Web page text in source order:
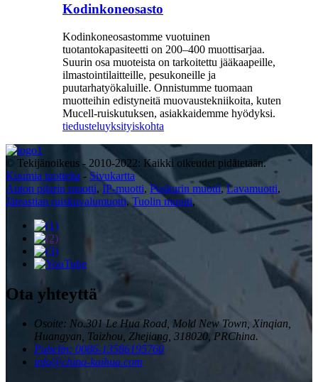
Kodinkoneosasto
Kodinkoneosastomme vuotuinen
tuotantokapasiteetti on 200–400 muottisarjaa.
Suurin osa muoteista on tarkoitettu jääkaapeille,
ilmastointilaitteille, pesukoneille ja
puutarhatyökaluille. Onnistumme tuomaan
muotteihin edistyneitä muovaustekniikoita, kuten
Mucell-ruiskutuksen, asiakkaidemme hyödyksi.
tiedusteluyksityiskohta
© Tekijänoikeus - 2010-2022: Kaikki oikeudet pidätetään.
Kuumia tuotteita - Sivukartta
Auton pilarin muotti, IP-muotti, Puskurin muotti,Lavamuotti,
Jäteastian ruiskuvalumuotti,Tuolin muotti,
Ota yhteyttä
Osoite: No.301 Le Hua Road, Mold New Town, Xinqian,
Huangyan, Taizhou, Zhejiang, 318020, PRChina.
Puhelin: 0086-13586195760
info@china-kaihua.com